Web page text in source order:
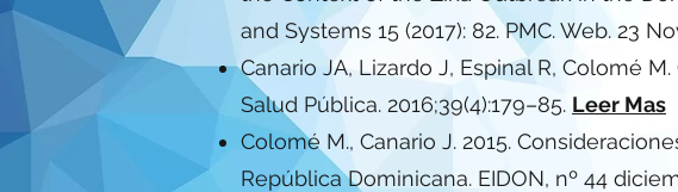
and Systems 15 (2017): 82. PMC. Web. 23
Canario JA, Lizardo J, Espinal R, Colomé
Salud Pública. 2016;39(4):179–85. Leer Mas
Colomé M., Canario J. 2015.
República Dominicana. EIDON, nº 44